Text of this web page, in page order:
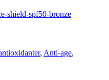
, Anti-age,